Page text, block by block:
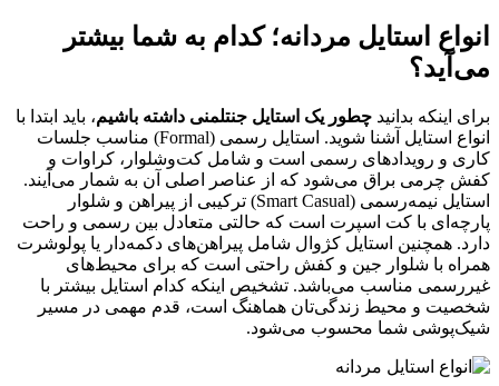
انواع استایل مردانه؛ کدام به شما بیشتر
می‌آید؟
برای اینکه بدانید چطور یک استایل جنتلمنی داشته باشیم، باید ابتدا با
انواع استایل آشنا شوید. استایل رسمی (Formal) مناسب جلسات
کاری و رویدادهای رسمی است و شامل کت‌وشلوار، کراوات و
کفش چرمی براق می‌شود که از عناصر اصلی آن به شمار می‌آیند.
استایل نیمه‌رسمی (Smart Casual) ترکیبی از پیراهن و شلوار
پارچه‌ای با کت اسپرت است که حالتی متعادل بین رسمی و راحت
دارد. همچنین استایل کژوال شامل پیراهن‌های دکمه‌دار یا پولوشرت
همراه با شلوار جین و کفش راحتی است که برای محیط‌های
غیررسمی مناسب می‌باشد. تشخیص اینکه کدام استایل بیشتر با
شخصیت و محیط زندگی‌تان هماهنگ است، قدم مهمی در مسیر
شیک‌پوشی شما محسوب می‌شود.